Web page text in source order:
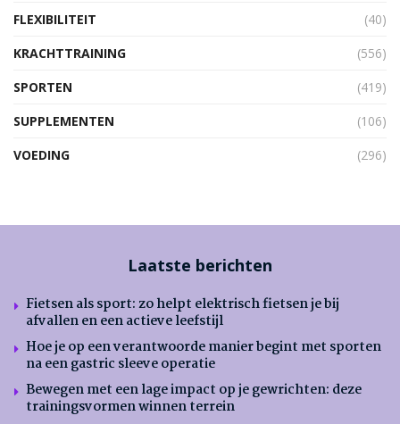
FLEXIBILITEIT
(40)
KRACHTTRAINING
(556)
SPORTEN
(419)
SUPPLEMENTEN
(106)
VOEDING
(296)
Laatste berichten
Fietsen als sport: zo helpt elektrisch fietsen je bij
afvallen en een actieve leefstijl
Hoe je op een verantwoorde manier begint met sporten
na een gastric sleeve operatie
Bewegen met een lage impact op je gewrichten: deze
trainingsvormen winnen terrein